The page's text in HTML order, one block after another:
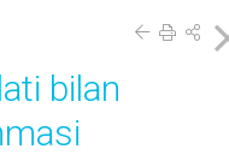
bilan